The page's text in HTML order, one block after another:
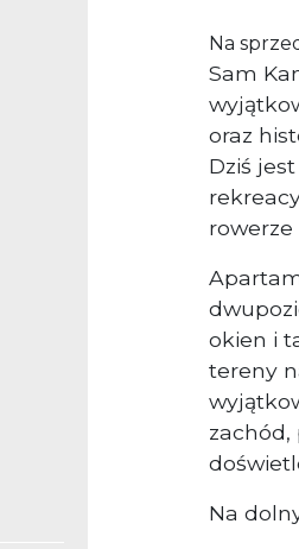
Na
Sam
oraz
Dziś
okien i
tereny
zachód,
Na